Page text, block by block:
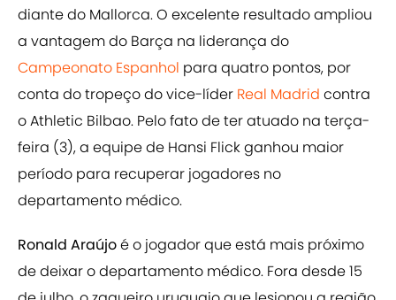
diante do Mallorca. O excelente resultado ampliou
a vantagem do Barça na liderança do
Campeonato Espanhol para quatro pontos, por
conta do tropeço do vice-líder Real Madrid contra
o Athletic Bilbao. Pelo fato de ter atuado na terça-
feira (3), a equipe de Hansi Flick ganhou maior
período para recuperar jogadores no
departamento médico.
Ronald Araújoé o jogador que está mais próximo
de deixar o departamento médico. Fora desde 15